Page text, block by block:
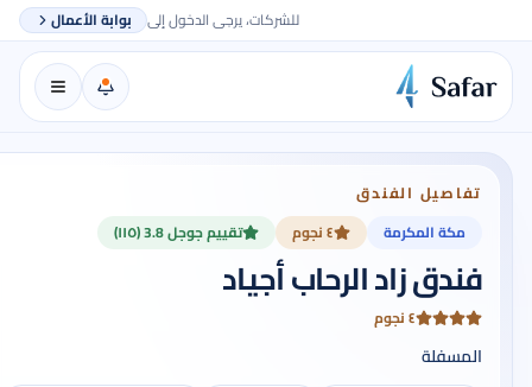
للشركات، يرجى الدخول إلى بوابة الأعمال
تفاصيل الفندق
مكة المكرمة
٤ نجوم تقييم جوجل 3.8 (١١٥)
فندق زاد الرحاب أجياد
٤ نجوم
المسفلة